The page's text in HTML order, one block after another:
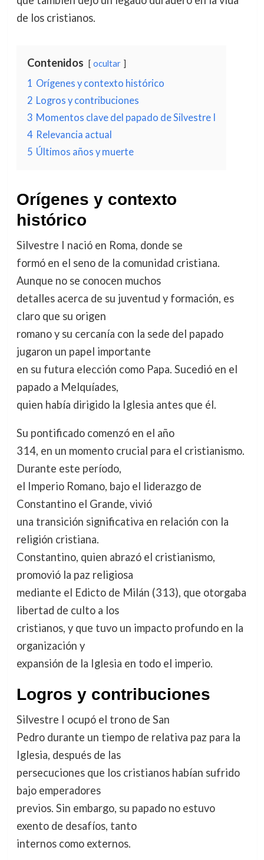
de los cristianos.
Contenidos ocultar
1 Orígenes y contexto histórico
2 Logros y contribuciones
3 Momentos clave del papado de Silvestre I
4 Relevancia actual
5 Últimos años y muerte
Orígenes y contexto
histórico
Silvestre I nació en Roma, donde se
formó en el seno de la comunidad cristiana.
Aunque no se conocen muchos
detalles acerca de su juventud y formación, es
claro que su origen
romano y su cercanía con la sede del papado
jugaron un papel importante
en su futura elección como Papa. Sucedió en el
papado a Melquíades,
quien había dirigido la Iglesia antes que él.
Su pontificado comenzó en el año
314, en un momento crucial para el cristianismo.
Durante este período,
el Imperio Romano, bajo el liderazgo de
Constantino el Grande, vivió
una transición significativa en relación con la
religión cristiana.
Constantino, quien abrazó el cristianismo,
promovió la paz religiosa
mediante el Edicto de Milán (313), que otorgaba
libertad de culto a los
cristianos, y que tuvo un impacto profundo en la
organización y
expansión de la Iglesia en todo el imperio.
Logros y contribuciones
Silvestre I ocupó el trono de San
Pedro durante un tiempo de relativa paz para la
Iglesia, después de las
persecuciones que los cristianos habían sufrido
bajo emperadores
previos. Sin embargo, su papado no estuvo
exento de desafíos, tanto
internos como externos.